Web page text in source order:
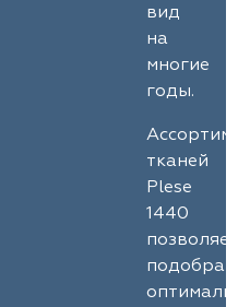
вид
на
многие
годы.
тканей
Plese
1440
позволяет
подобрать